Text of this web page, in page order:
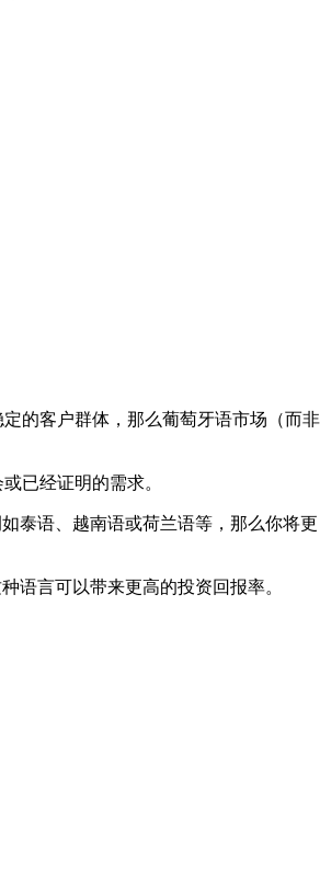
的客户群体，那么葡萄牙语市场（而非
已经证明的需求。
泰语、越南语或荷兰语等，那么你将更
语言可以带来更高的投资回报率。